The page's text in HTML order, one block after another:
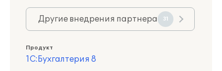
Другие внедрения партнера 31
Продукт
1С:Бухгалтерия 8